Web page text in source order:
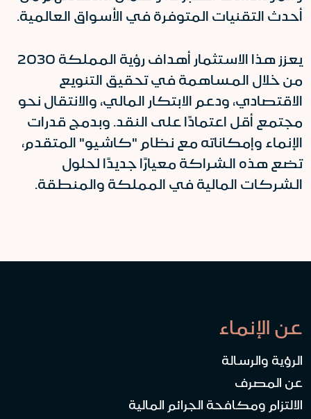
أحدث التقنيات المتوفرة في الأسواق العالمية.
يعزز هذا الاستثمار أهداف رؤية المملكة 2030
من خلال المساهمة في تحقيق التنويع
الاقتصادي، ودعم الابتكار المالي، والانتقال نحو
مجتمع أقل اعتمادًا على النقد. وبدمج قدرات
الإنماء وإمكاناته مع نظام "كاشيو" المتقدم،
تضع هذه الشراكة معيارًا جديدًا لحلول
الشركات المالية في المملكة والمنطقة.
عن الإنماء
الرؤية والرسالة
عن المصرف
الالتزام ومكافحة الجرائم المالية